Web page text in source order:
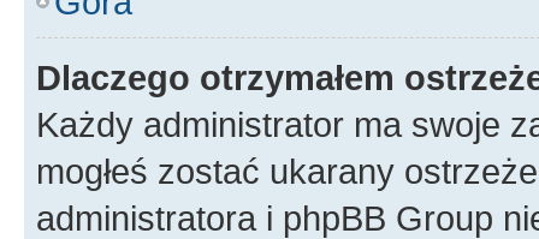
Dlaczego otrzymałem
Każdy administrator ma swoje
mogłeś zostać ukarany
administratora i phpBB Group